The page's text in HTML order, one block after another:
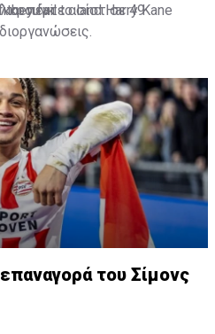
πέντε ασίστ σε 49
fail to land Harry Kane
July 15, 2023
του Σίμονς